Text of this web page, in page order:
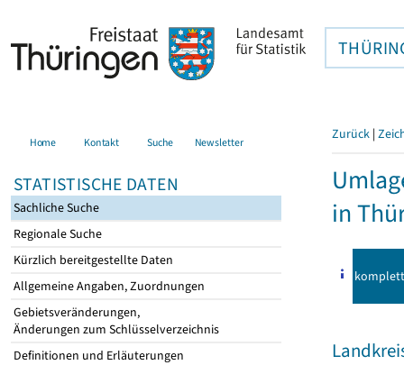
Home Kontakt Suche Newsletter
STATISTISCHE DATEN
Sachliche Suche
Regionale Suche
Kürzlich bereitgestellte Daten
Allgemeine Angaben, Zuordnungen
Gebietsveränderungen,
Änderungen zum Schlüsselverzeichnis
Definitionen und Erläuterungen
Zurück |
in
komplett